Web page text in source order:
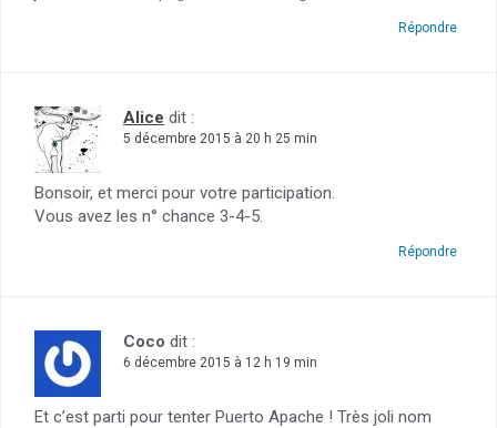
Répondre
Alice dit :
5 décembre 2015 à 20 h 25 min
Bonsoir, et merci pour votre participation.
Vous avez les n° chance 3-4-5.
Répondre
Coco dit :
6 décembre 2015 à 12 h 19 min
Et c’est parti pour tenter Puerto Apache ! Très joli nom